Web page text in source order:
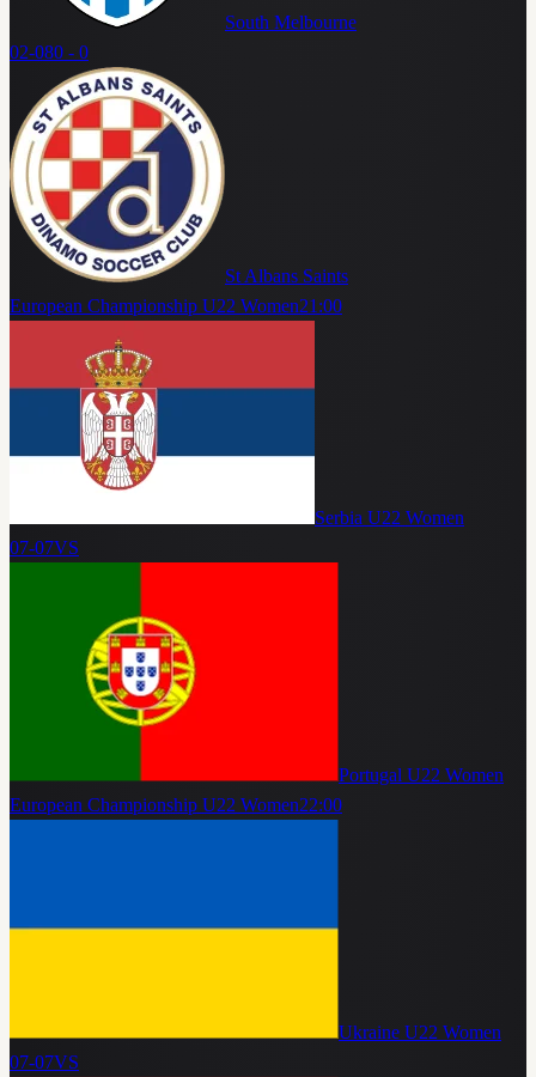
South Melbourne
02-080 - 0
St Albans Saints
European Championship U22 Women21:00
Serbia U22 Women
07-07VS
Portugal U22 Women
European Championship U22 Women22:00
Ukraine U22 Women
07-07VS